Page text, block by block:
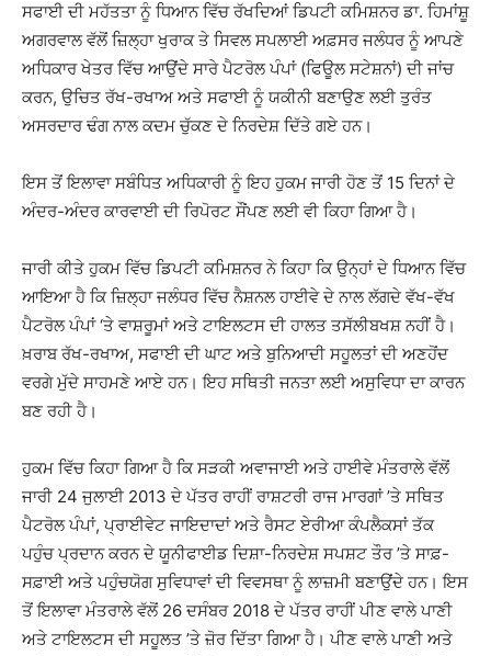
ਸਫਾਈ ਦੀ ਮਹੱਤਤਾ ਨੂੰ ਧਿਆਨ ਵਿੱਚ ਰੱਖਦਿਆਂ ਡਿਪਟੀ ਕਮਿਸ਼ਨਰ ਡਾ. ਹਿਮਾਂਸ਼ੂ
ਅਗਰਵਾਲ ਵੱਲੋਂ ਜ਼ਿਲ੍ਹਾ ਖੁਰਾਕ ਤੇ ਸਿਵਲ ਸਪਲਾਈ ਅਫ਼ਸਰ ਜਲੰਧਰ ਨੂੰ ਆਪਣੇ
ਅਧਿਕਾਰ ਖੇਤਰ ਵਿੱਚ ਆਉਂਦੇ ਸਾਰੇ ਪੈਟਰੋਲ ਪੰਪਾਂ (ਫਿਊਲ ਸਟੇਸ਼ਨਾਂ) ਦੀ ਜਾਂਚ
ਕਰਨ, ਉਚਿਤ ਰੱਖ-ਰਖਾਅ ਅਤੇ ਸਫਾਈ ਨੂੰ ਯਕੀਨੀ ਬਣਾਉਣ ਲਈ ਤੁਰੰਤ
ਅਸਰਦਾਰ ਢੰਗ ਨਾਲ ਕਦਮ ਚੁੱਕਣ ਦੇ ਨਿਰਦੇਸ਼ ਦਿੱਤੇ ਗਏ ਹਨ।
ਇਸ ਤੋਂ ਇਲਾਵਾ ਸਬੰਧਿਤ ਅਧਿਕਾਰੀ ਨੂੰ ਇਹ ਹੁਕਮ ਜਾਰੀ ਹੋਣ ਤੋਂ 15 ਦਿਨਾਂ ਦੇ
ਅੰਦਰ-ਅੰਦਰ ਕਾਰਵਾਈ ਦੀ ਰਿਪੋਰਟ ਸੌਂਪਣ ਲਈ ਵੀ ਕਿਹਾ ਗਿਆ ਹੈ।
ਜਾਰੀ ਕੀਤੇ ਹੁਕਮ ਵਿੱਚ ਡਿਪਟੀ ਕਮਿਸ਼ਨਰ ਨੇ ਕਿਹਾ ਕਿ ਉਨ੍ਹਾਂ ਦੇ ਧਿਆਨ ਵਿੱਚ
ਆਇਆ ਹੈ ਕਿ ਜ਼ਿਲ੍ਹਾ ਜਲੰਧਰ ਵਿੱਚ ਨੈਸ਼ਨਲ ਹਾਈਵੇ ਦੇ ਨਾਲ ਲੱਗਦੇ ਵੱਖ-ਵੱਖ
ਪੈਟਰੋਲ ਪੰਪਾਂ ‘ਤੇ ਵਾਸ਼ਰੂਮਾਂ ਅਤੇ ਟਾਇਲਟਸ ਦੀ ਹਾਲਤ ਤਸੱਲੀਬਖਸ਼ ਨਹੀਂ ਹੈ।
ਖ਼ਰਾਬ ਰੱਖ-ਰਖਾਅ, ਸਫਾਈ ਦੀ ਘਾਟ ਅਤੇ ਬੁਨਿਆਦੀ ਸਹੂਲਤਾਂ ਦੀ ਅਣਹੋਂਦ
ਵਰਗੇ ਮੁੱਦੇ ਸਾਹਮਣੇ ਆਏ ਹਨ। ਇਹ ਸਥਿਤੀ ਜਨਤਾ ਲਈ ਅਸੁਵਿਧਾ ਦਾ ਕਾਰਨ
ਬਣ ਰਹੀ ਹੈ।
ਹੁਕਮ ਵਿੱਚ ਕਿਹਾ ਗਿਆ ਹੈ ਕਿ ਸੜਕੀ ਅਵਾਜਾਈ ਅਤੇ ਹਾਈਵੇ ਮੰਤਰਾਲੇ ਵੱਲੋਂ
ਜਾਰੀ 24 ਜੁਲਾਈ 2013 ਦੇ ਪੱਤਰ ਰਾਹੀਂ ਰਾਸ਼ਟਰੀ ਰਾਜ ਮਾਰਗਾਂ ’ਤੇ ਸਥਿਤ
ਪੈਟਰੋਲ ਪੰਪਾਂ, ਪ੍ਰਾਈਵੇਟ ਜਾਇਦਾਦਾਂ ਅਤੇ ਰੈਸਟ ਏਰੀਆ ਕੰਪਲੈਕਸਾਂ ਤੱਕ
ਪਹੁੰਚ ਪ੍ਰਦਾਨ ਕਰਨ ਦੇ ਯੂਨੀਫਾਈਡ ਦਿਸ਼ਾ-ਨਿਰਦੇਸ਼ ਸਪਸ਼ਟ ਤੌਰ ’ਤੇ ਸਾਫ਼-
ਸਫ਼ਾਈ ਅਤੇ ਪਹੁੰਚਯੋਗ ਸੁਵਿਧਾਵਾਂ ਦੀ ਵਿਵਸਥਾ ਨੂੰ ਲਾਜ਼ਮੀ ਬਣਾਉਂਦੇ ਹਨ। ਇਸ
ਤੋਂ ਇਲਾਵਾ ਮੰਤਰਾਲੇ ਵੱਲੋਂ 26 ਦਸੰਬਰ 2018 ਦੇ ਪੱਤਰ ਰਾਹੀਂ ਪੀਣ ਵਾਲੇ ਪਾਣੀ
ਅਤੇ ਟਾਇਲਟਸ ਦੀ ਸਹੂਲਤ ’ਤੇ ਜ਼ੋਰ ਦਿੱਤਾ ਗਿਆ ਹੈ। ਪੀਣ ਵਾਲੇ ਪਾਣੀ ਅਤੇ